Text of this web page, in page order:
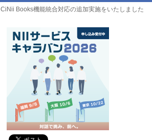
CiNii Books機能統合対応の追加実施をいたしました